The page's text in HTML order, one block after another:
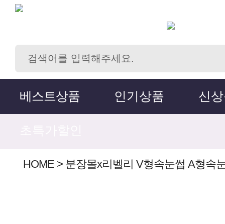
베스트상품 인기상품 신
HOME > 분장몰x리벨리 V형속눈썹 A형속